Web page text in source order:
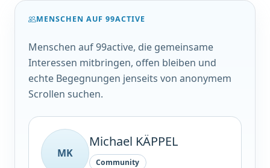
MENSCHEN AUF 99ACTIVE
Menschen auf 99active, die gemeinsame
Interessen mitbringen, offen bleiben und
echte Begegnungen jenseits von anonymem
Scrollen suchen.
MK
Michael KÄPPEL
Community